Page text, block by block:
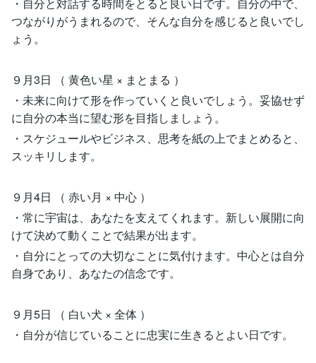
つながりがうまれるので、そんな自分を感じると良いでし
ょう。
９月3日 （ 黄色い星 × まとまる ）
・未来に向けて形を作っていくと良いでしょう。妥協せず
に自分の本当に望む形を目指しましょう。
・スケジュールやビジネス、思考を紙の上でまとめると、
スッキリします。
９月4日 （ 赤い月 × 中心 ）
・常に宇宙は、あなたを支えてくれます。新しい展開に向
けて決めて動くことで結果が出ます。
・自分にとっての大切なことに気付けます。中心とは自分
自身であり、あなたの信念です。
９月5日 （ 白い犬 × 全体 ）
・自分が信じていることに忠実に生きるとよい日です。